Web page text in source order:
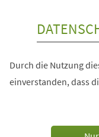
Durch die Nutzung
einverstanden, dass